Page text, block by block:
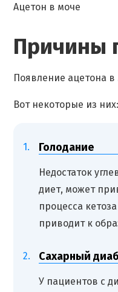
Ацетон в моче
Причины
Появление ацетона
Вот некоторые из них:
Голодание
Недостаток
диет, может
процесса
приводит к
Сахарный
У пациентов с